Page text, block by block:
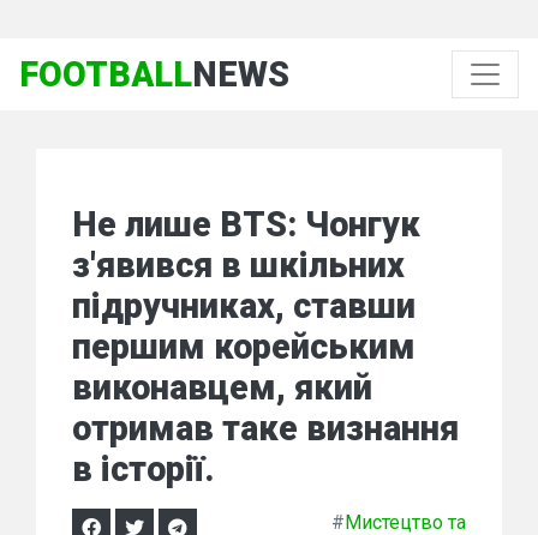
FOOTBALLNEWS
Не лише BTS: Чонгук
з'явився в шкільних
підручниках, ставши
першим корейським
виконавцем, який
отримав таке визнання
в історії.
#Мистецтво та